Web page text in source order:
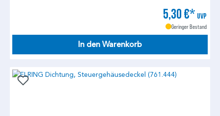
5,30 €* UVP
Geringer Bestand
In den Warenkorb